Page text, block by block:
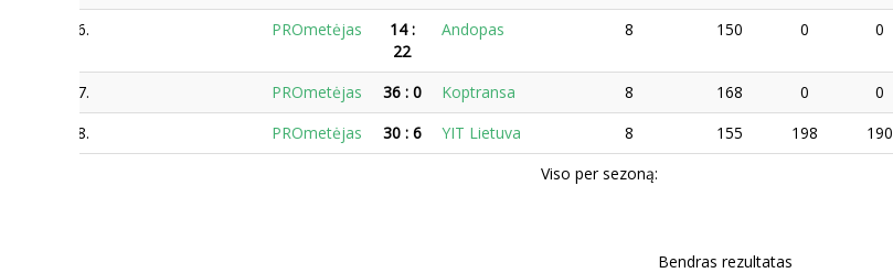
6. PROmetėjas 14 :
22
Andopas 8 150 0 0
7. PROmetėjas 36 : 0 Koptransa 8 168 0 0
8.
PROmetėjas 30 : 6 YIT Lietuva 8 155 198 190
Viso per sezoną:
Bendras rezultatas